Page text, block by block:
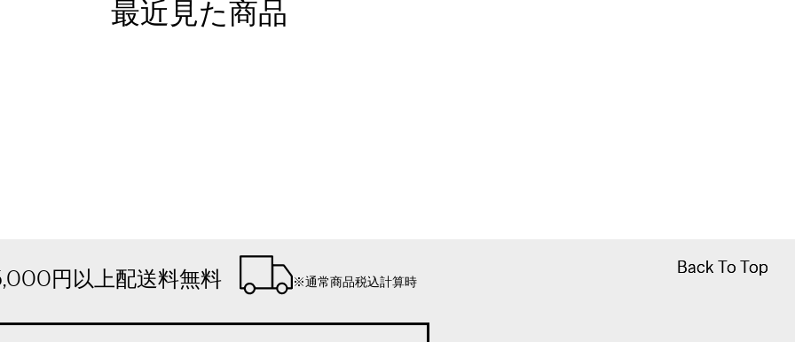
最近見た商品
Back To Top
Back To Top
円以上配送料無料 ※通常商品税込計算時